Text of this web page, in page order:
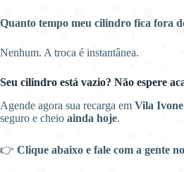
Quanto tempo meu cilindro fica fora
Nenhum. A troca é instantânea.
Seu cilindro está vazio? Não espere
Agende agora sua recarga em Vila Ivone
seguro e cheio ainda hoje.
👉 Clique abaixo e fale com a gente